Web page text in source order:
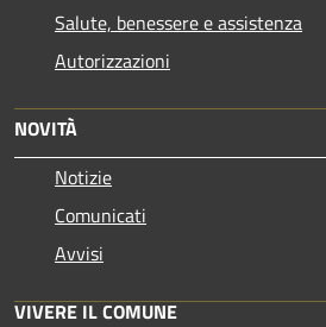
Salute, benessere e assistenza
Autorizzazioni
NOVITÀ
Notizie
Comunicati
Avvisi
VIVERE IL COMUNE